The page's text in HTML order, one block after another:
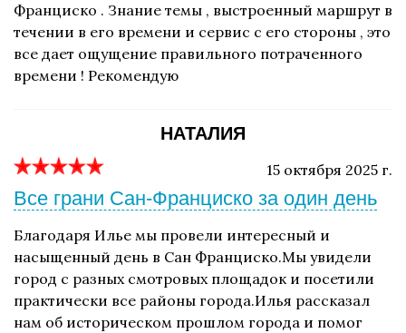
Франциско . Знание темы , выстроенный маршрут в
течении в его времени и сервис с его стороны , это
все дает ощущение правильного потраченного
времени ! Рекомендую
НАТАЛИЯ
15 октября 2025 г.
Все грани Сан-Франциско за один день
Благодаря Илье мы провели интересный и
насыщенный день в Сан Франциско.Мы увидели
город с разных смотровых площадок и посетили
практически все районы города.Илья рассказал
нам об историческом прошлом города и помог